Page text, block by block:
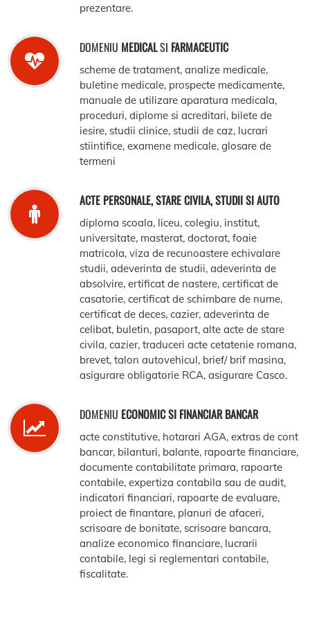
prezentare.
DOMENIU MEDICALSI FARMACEUTIC
scheme de tratament, analize medicale,
buletine medicale, prospecte medicamente,
manuale de utilizare aparatura medicala,
proceduri, diplome si acreditari, bilete de
iesire, studii clinice, studii de caz, lucrari
stiintifice, examene medicale, glosare de
termeni
ACTE PERSONALE, STARE CIVILA, STUDII SI AUTO
diploma scoala, liceu, colegiu, institut,
universitate, masterat, doctorat, foaie
matricola, viza de recunoastere echivalare
studii, adeverinta de studii, adeverinta de
absolvire, ertificat de nastere, certificat de
casatorie, certificat de schimbare de nume,
certificat de deces, cazier, adeverinta de
celibat, buletin, pasaport, alte acte de stare
civila, cazier, traduceri acte cetatenie romana,
brevet, talon autovehicul, brief/ brif masina,
asigurare obligatorie RCA, asigurare Casco.
DOMENIU ECONOMIC SI FINANCIAR BANCAR
acte constitutive, hotarari AGA, extras de cont
bancar, bilanturi, balante, rapoarte financiare,
documente contabilitate primara, rapoarte
contabile, expertiza contabila sau de audit,
indicatori financiari, rapoarte de evaluare,
proiect de finantare, planuri de afaceri,
scrisoare de bonitate, scrisoare bancara,
analize economico financiare, lucrarii
contabile, legi si reglementari contabile,
fiscalitate.